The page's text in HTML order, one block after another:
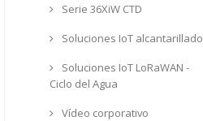
Serie 36XiW CTD
Soluciones IoT alcantarillado
Soluciones IoT LoRaWAN -
Ciclo del Agua
Vídeo corporativo